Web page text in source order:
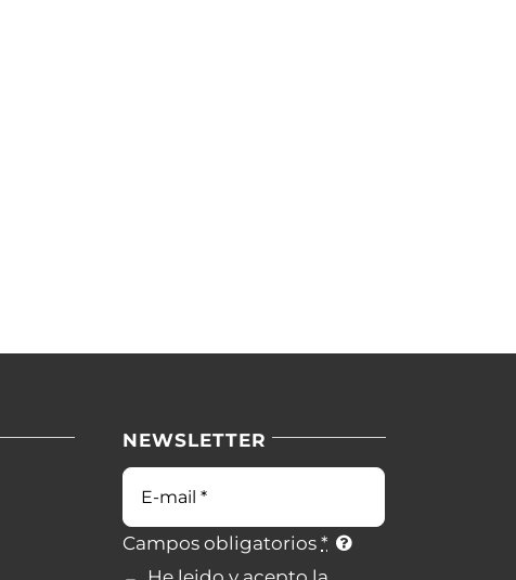
NEWSLETTER
Correo
electrónico
Campos obligatorios*